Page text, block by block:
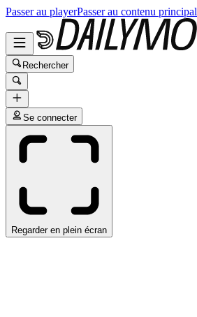
Passer au playerPasser au contenu principal
Rechercher
Se connecter
Regarder en plein écran